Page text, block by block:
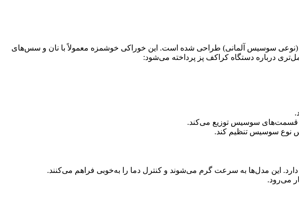
سوسیس آلمانی) طراحی شده است. این خوراکی خوشمزه معمولاً با نان و سس‌های
درباره دستگاه کراکف پز پرداخته می‌شود:
قسمت‌های سوسیس توزیع می‌کند.
نوع سوسیس تنظیم کند.
این مدل‌ها به سرعت گرم می‌شوند و کنترل دما را به‌خوبی فراهم می‌کنند.
می‌رود.